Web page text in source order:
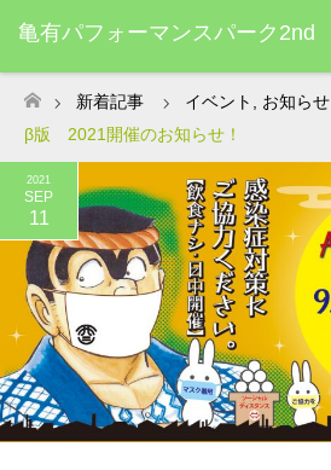
亀有パフォーマンスパーク2nd
ホーム
新着記事 イベント お知らせ
β版 2021開催のお知らせ！
2021
SEP
11